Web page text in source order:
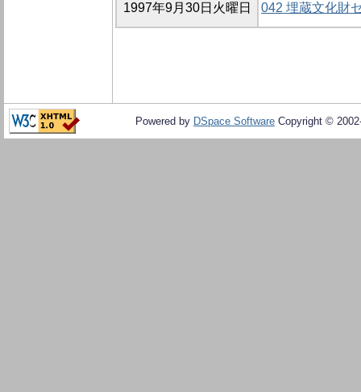
1997年9月30日火曜日 042 埋蔵文化財
Powered by DSpace Software Copyright ©